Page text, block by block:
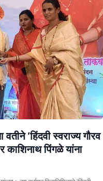
‘हिंदवी स्वराज्य गौरव
काशिनाथ पिंगळे यांना